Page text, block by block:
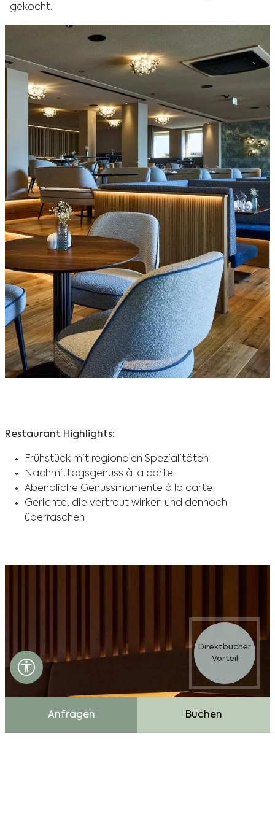
Direktbucher
Vorteil
Anfragen Buchen
gekocht.
Restaurant Highlights:
Frühstück mit regionalen Spezialitäten
Nachmittagsgenuss à la carte
Abendliche Genussmomente à la carte
Gerichte, die vertraut wirken und dennoch
überraschen